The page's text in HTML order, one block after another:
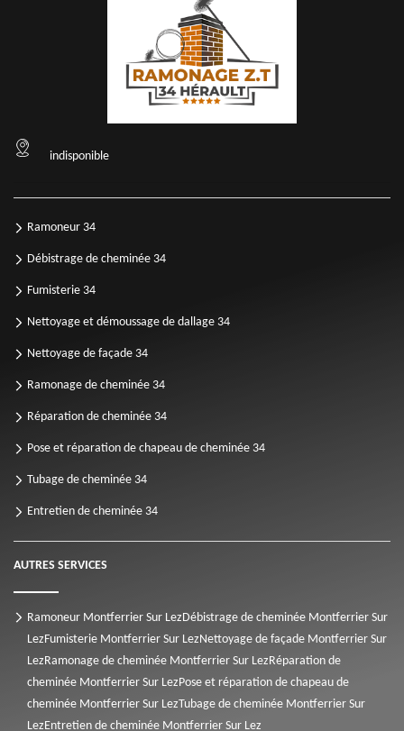
indisponible
Ramoneur 34
Débistrage de cheminée 34
Fumisterie 34
Nettoyage et démoussage de dallage 34
Nettoyage de façade 34
Ramonage de cheminée 34
Réparation de cheminée 34
Pose et réparation de chapeau de cheminée 34
Tubage de cheminée 34
Entretien de cheminée 34
AUTRES SERVICES
Ramoneur Montferrier Sur LezDébistrage de cheminée Montferrier Sur
LezFumisterie Montferrier Sur LezNettoyage de façade Montferrier Sur
LezRamonage de cheminée Montferrier Sur LezRéparation de
cheminée Montferrier Sur LezPose et réparation de chapeau de
cheminée Montferrier Sur LezTubage de cheminée Montferrier Sur
LezEntretien de cheminée Montferrier Sur Lez